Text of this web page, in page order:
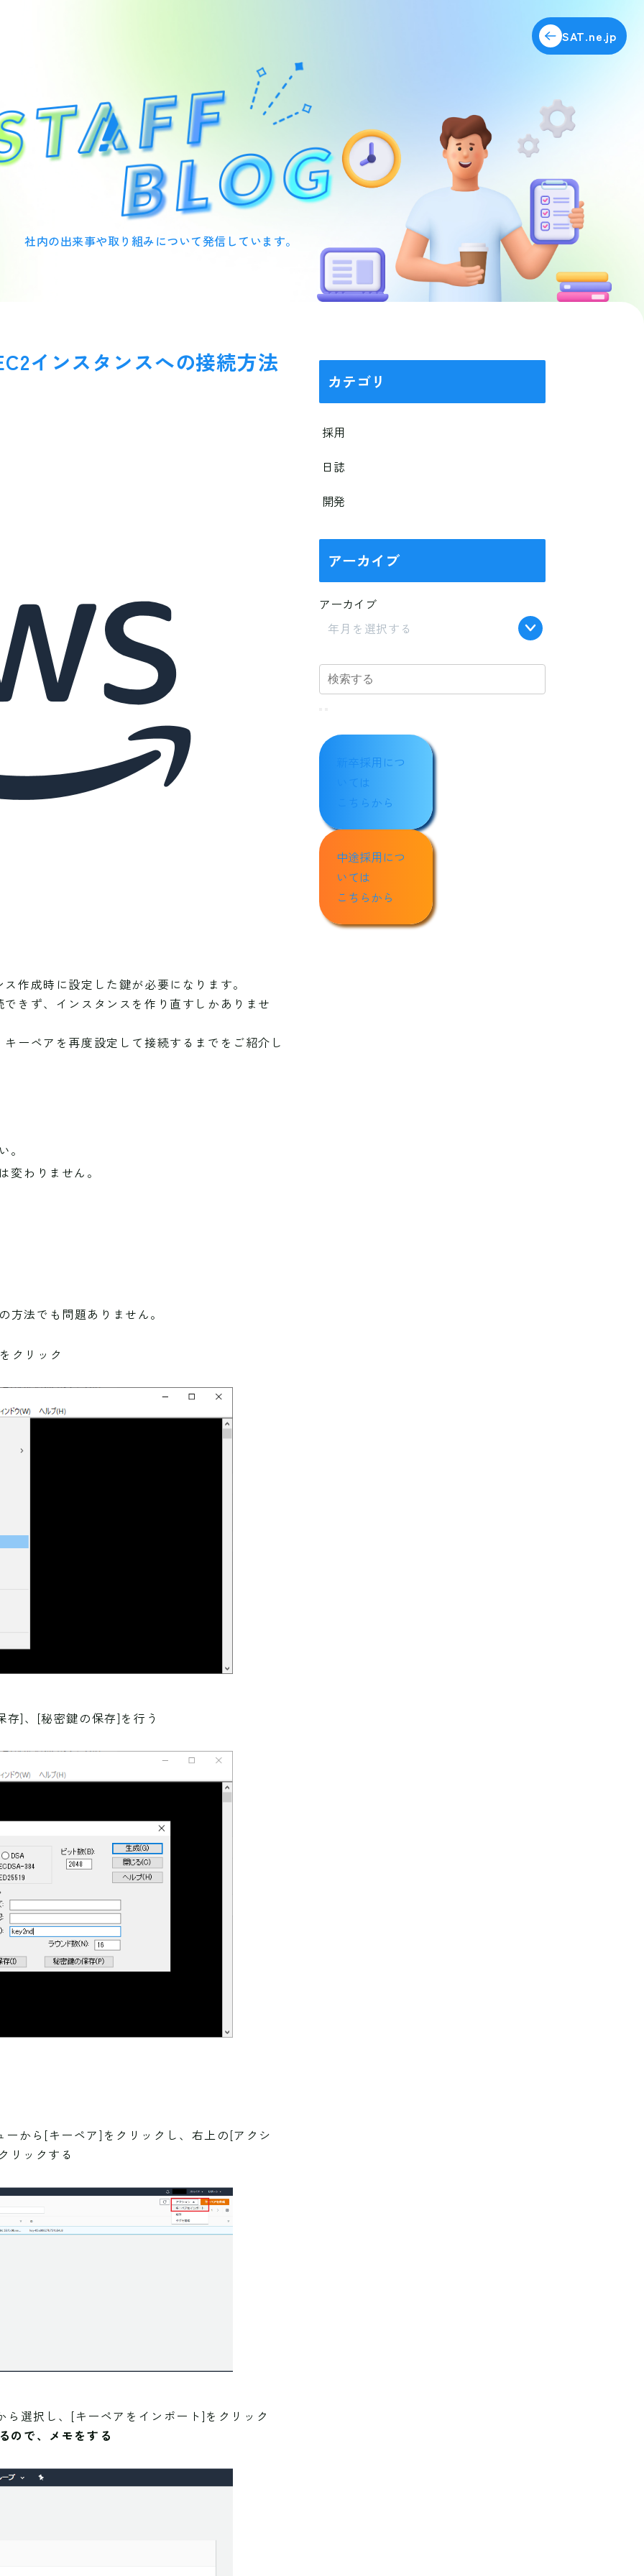
SAT.ne.jp
社内の出来事や取り組みについて発信しています。
インスタンスへの接続方法
作成時に設定した鍵が必要になります。
きず、インスタンスを作り直すしかありませ
ーペアを再度設定して接続するまでをご紹介し
。
変わりません。
法でも問題ありません。
クリック
]、[秘密鍵の保存]を行う
から[キーペア]をクリックし、右上の[アクシ
リックする
選択し、[キーペアをインポート]をクリック
ので、メモをする
カテゴリ
採用
日誌
開発
アーカイブ
アーカイブ
年月を選択する
新卒採用につ
いては
こちらから
中途採用につ
いては
こちらから